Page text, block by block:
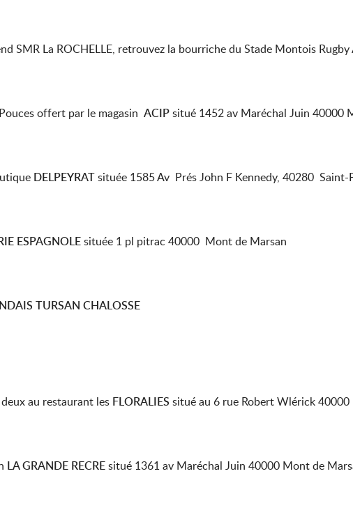
SMR La ROCHELLE, retrouvez la bourriche du Stade Montois Rugby
offert par le magasin ACIPsitué 1452 av Maréchal Juin 40000
DELPEYRATsituée 1585 Av Prés John F Kennedy, 40280
ESPAGNOLEsituée 1 pl pitrac 40000 Mont de Marsan
TURSAN CHALOSSE
au restaurant les FLORALIES situé au 6 rue Robert Wlérick
LA GRANDE RECREsitué 1361 av Maréchal Juin 40000 Mont de